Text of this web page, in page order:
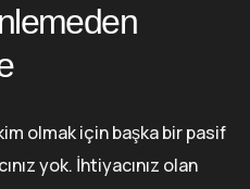
olmak için başka bir pasif
yok. İhtiyacınız olan